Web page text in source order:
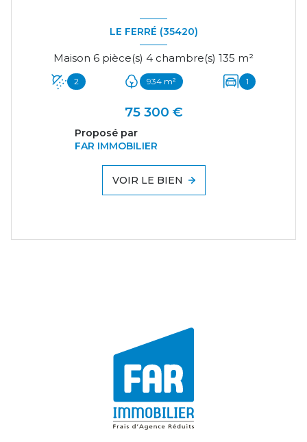
LE FERRÉ (35420)
Maison 6 pièce(s) 4 chambre(s) 135 m²
2 934 m² 1
75 300 €
Proposé par
FAR IMMOBILIER
VOIR LE BIEN